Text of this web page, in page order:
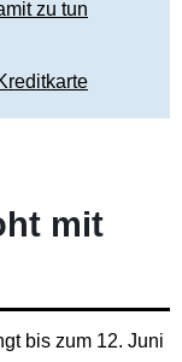
zu tun
mit
bis zum 12. Juni